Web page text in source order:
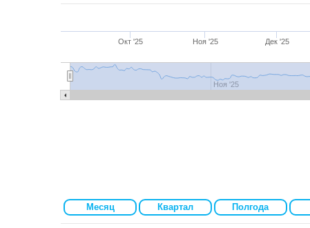
Окт '25 Ноя '25 Дек '25
Ноя '25
Сен '25 Окт '25 Ноя '25 Дек '25
Месяц Квартал Полгода